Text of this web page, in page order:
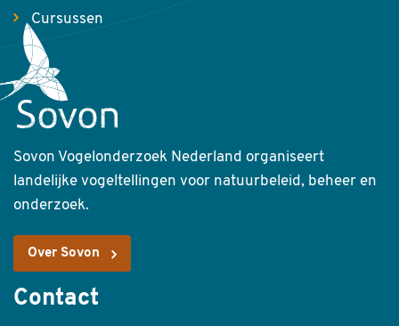
Cursussen
Sovon Vogelonderzoek Nederland organiseert
landelijke vogeltellingen voor natuurbeleid, beheer en
onderzoek.
Over Sovon
Contact